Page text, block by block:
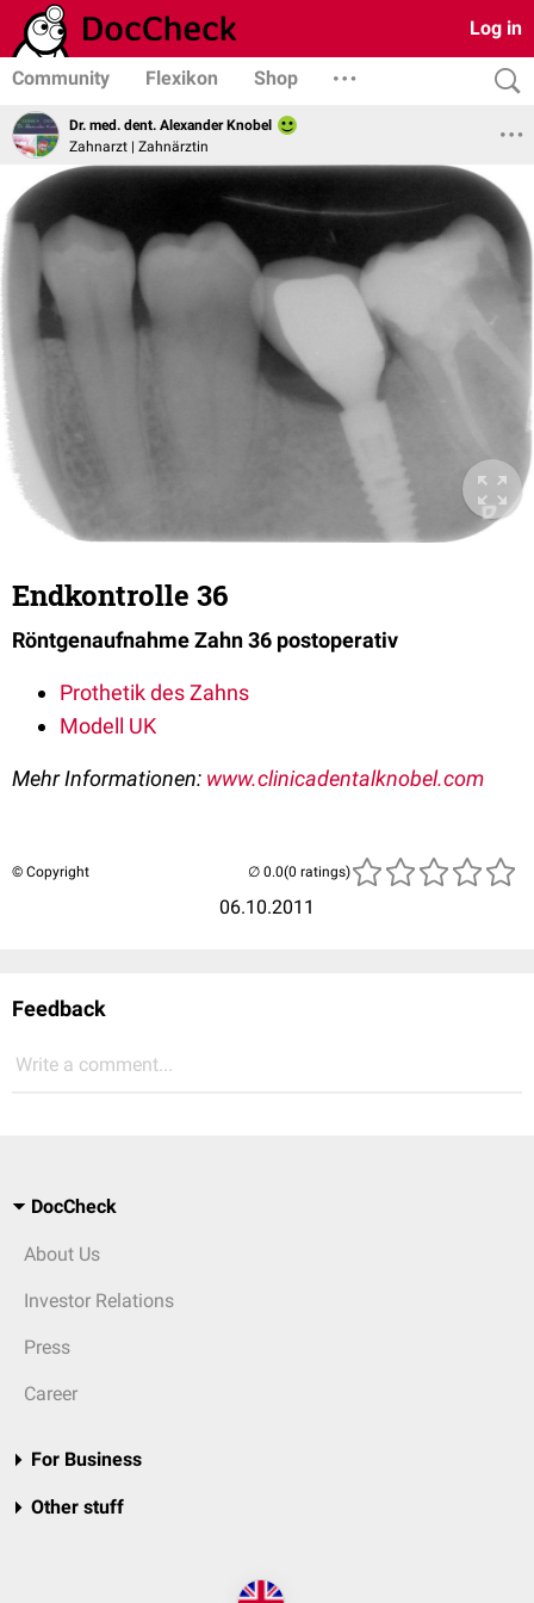
Log in
Community Flexikon Shop
Dr. med. dent. Alexander Knobel
Zahnarzt | Zahnärztin
Endkontrolle 36
Röntgenaufnahme Zahn 36 postoperativ
Prothetik des Zahns
Modell UK
Mehr Informationen: www.clinicadentalknobel.com
© Copyright
06.10.2011
(0 ratings)
Feedback
Write a comment...
DocCheck
About Us
Investor Relations
Press
Career
For Business
Other stuff